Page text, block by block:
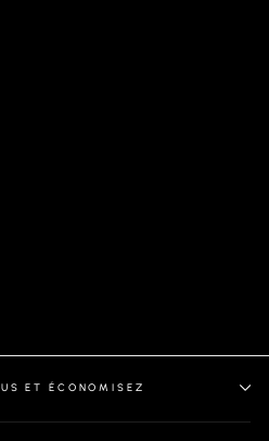
ET ÉCONOMISEZ